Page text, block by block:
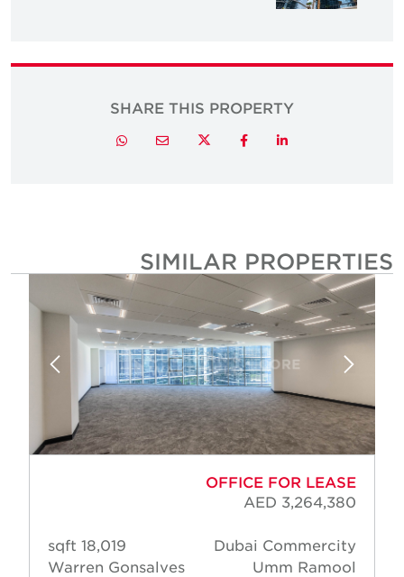
SHARE THIS PROPERTY
LinkedIn
Facebook
Twitter
Email
Whatsapp
SIMILAR PROPERTIES
OFFICE FOR LEASE
AED 3,264,380
Dubai Commercity
Umm Ramool
18,019 sqft
Warren Gonsalves